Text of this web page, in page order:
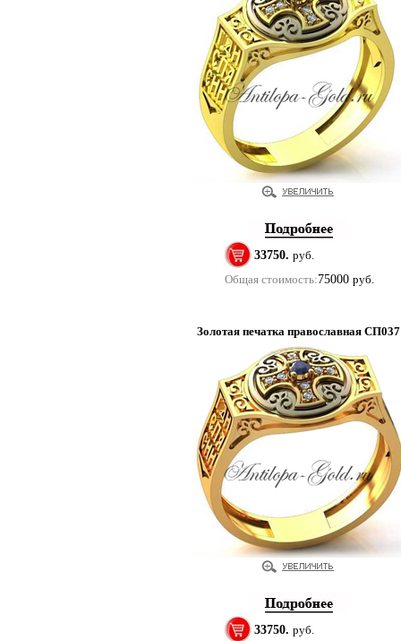
33750.руб.
Общая стоимость:75000руб.
Золотая печатка православная СП037
33750.руб.